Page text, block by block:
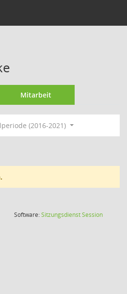
Mitarbeit
(2016-2021)
Software:SitzungsdienstSession(Wird in